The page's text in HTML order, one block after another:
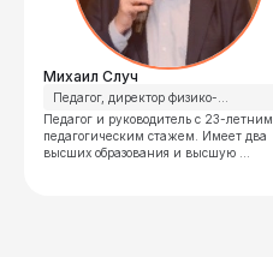
Михаил Случ
Педагог, директор физико-
математического лицея «Вторая
школа», 61 год
Педагог и руководитель с 23-летним
педагогическим стажем. Имеет два
высших образования и высшую